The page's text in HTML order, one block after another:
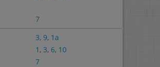
7
3, 9, 1a
1 , 3, 6, 10
7